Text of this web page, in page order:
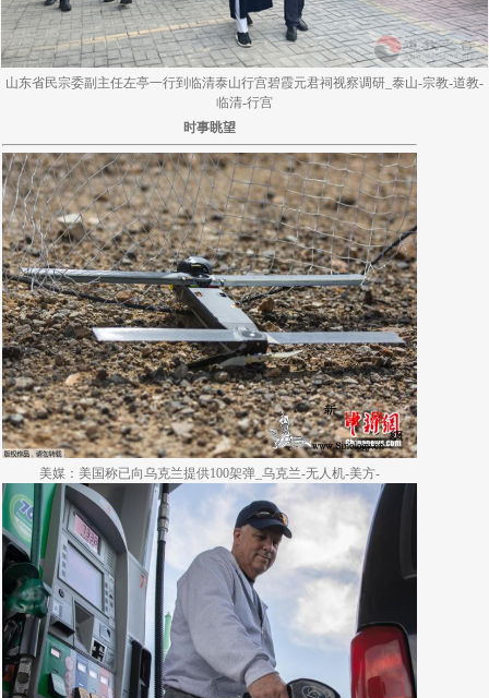
山东省民宗委副主任左亭一行到临清泰山行宫碧霞元君祠视察调研_泰山-宗教-道教-
临清-行宫
时事眺望
美媒：美国称已向乌克兰提供100架弹_乌克兰-无人机-美方-